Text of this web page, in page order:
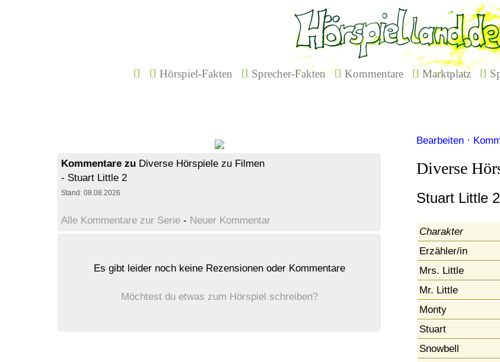
Hörspiel-Fakten Sprecher-Fakten Kommentare Marktplatz
Kommentare zu Diverse Hörspiele zu Filmen
- Stuart Little 2
Stand: 08.08.2026
Alle Kommentare zur Serie - Neuer Kommentar
Es gibt leider noch keine Rezensionen oder Kommentare
Möchtest du etwas zum Hörspiel schreiben?
Bearbeiten ·
Diverse
Stuart Little 2
Charakter
Erzähler/in
Mrs. Little
Mr. Little
Monty
Stuart
Snowbell